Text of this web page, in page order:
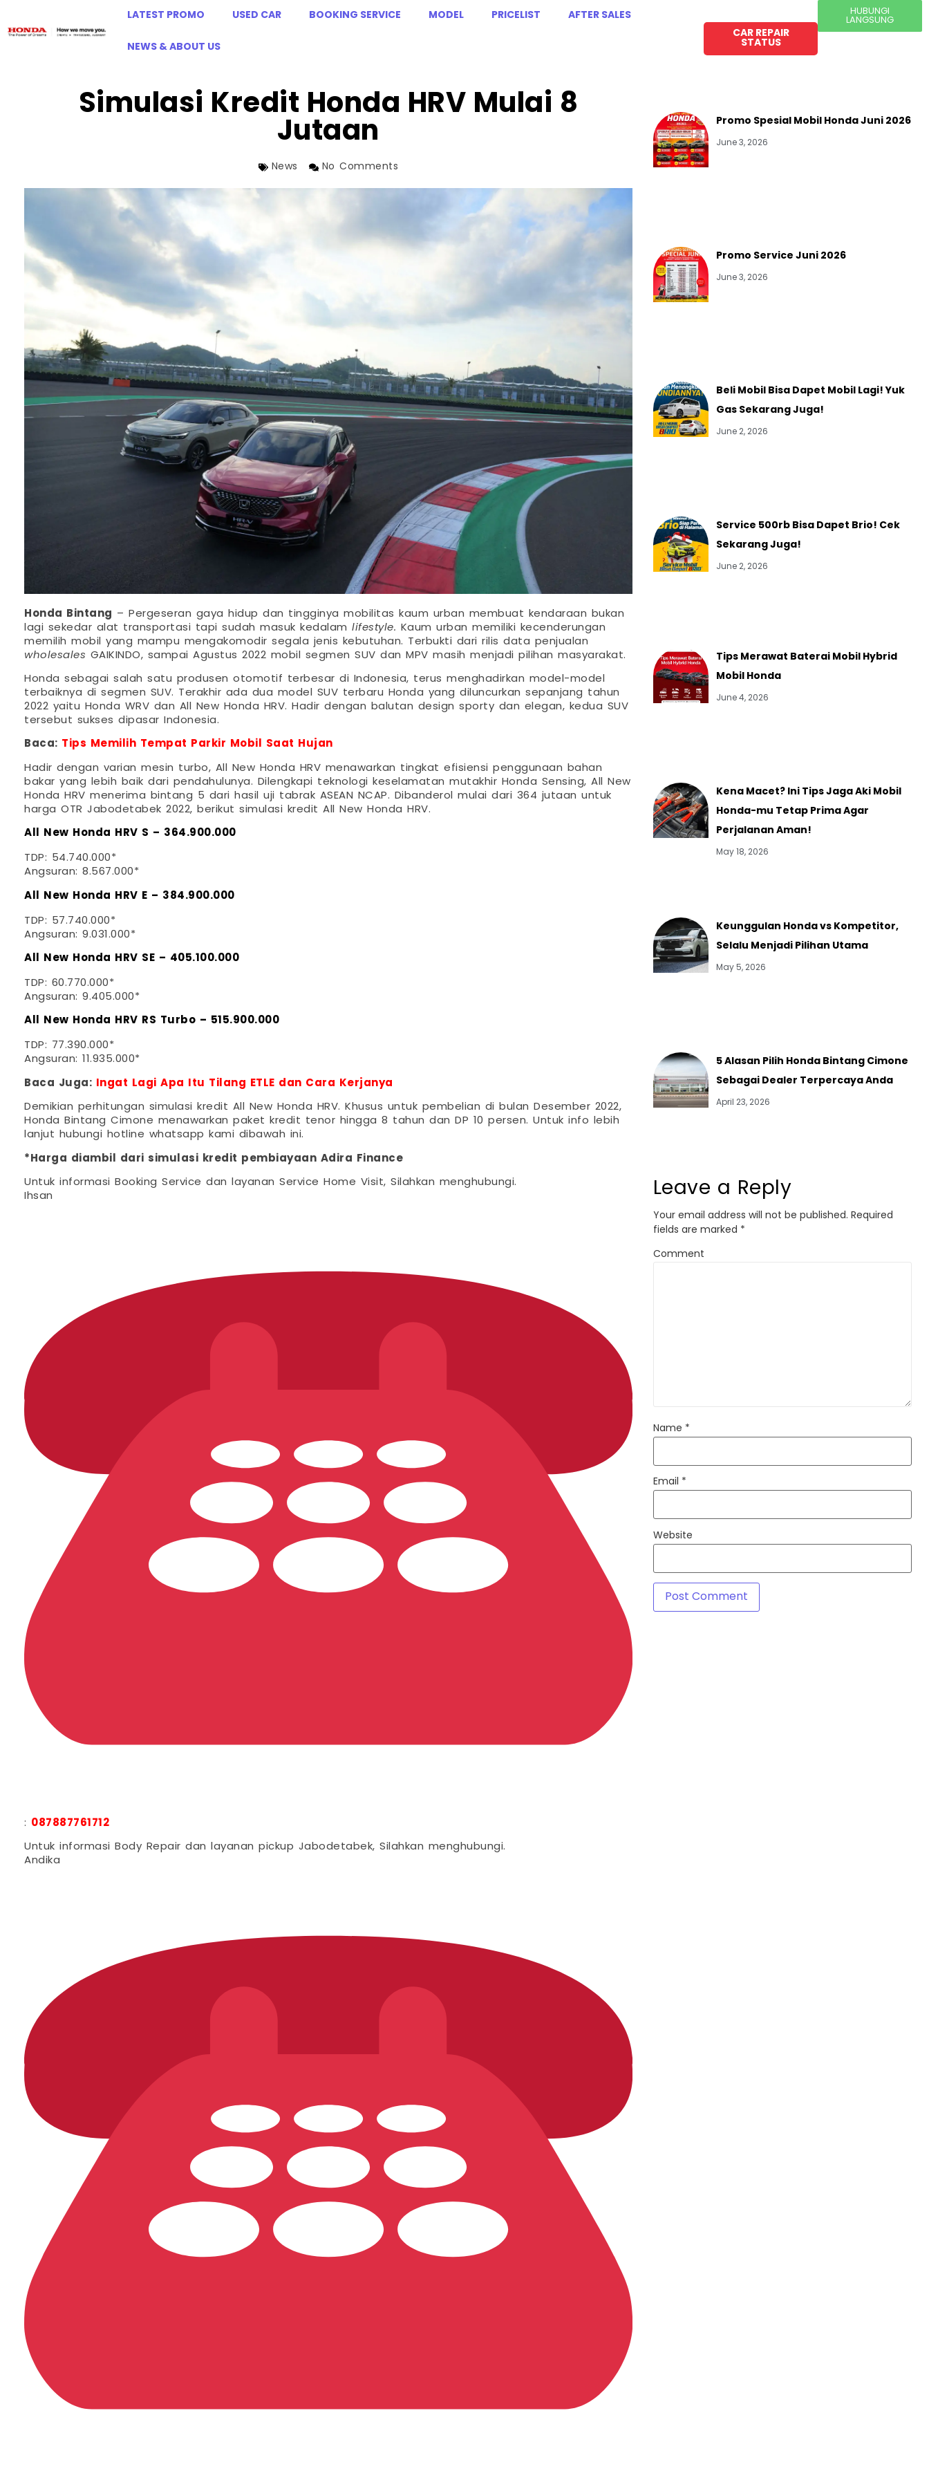
LATEST PROMO USED CAR BOOKING SERVICE MODEL PRICELIST AFTER SALES
NEWS & ABOUT US
CAR REPAIR
STATUS
HUBUNGI
LANGSUNG
Simulasi Kredit Honda HRV Mulai 8
Jutaan
News No Comments
Honda Bintang – Pergeseran gaya hidup dan tingginya mobilitas kaum urban membuat kendaraan bukan
lagi sekedar alat transportasi tapi sudah masuk kedalam lifestyle. Kaum urban memiliki kecenderungan
memilih mobil yang mampu mengakomodir segala jenis kebutuhan. Terbukti dari rilis data penjualan
wholesales GAIKINDO, sampai Agustus 2022 mobil segmen SUV dan MPV masih menjadi pilihan masyarakat.
Honda sebagai salah satu produsen otomotif terbesar di Indonesia, terus menghadirkan model-model
terbaiknya di segmen SUV. Terakhir ada dua model SUV terbaru Honda yang diluncurkan sepanjang tahun
2022 yaitu Honda WRV dan All New Honda HRV. Hadir dengan balutan design sporty dan elegan, kedua SUV
tersebut sukses dipasar Indonesia.
Baca: Tips Memilih Tempat Parkir Mobil Saat Hujan
Hadir dengan varian mesin turbo, All New Honda HRV menawarkan tingkat efisiensi penggunaan bahan
bakar yang lebih baik dari pendahulunya. Dilengkapi teknologi keselamatan mutakhir Honda Sensing, All New
Honda HRV menerima bintang 5 dari hasil uji tabrak ASEAN NCAP. Dibanderol mulai dari 364 jutaan untuk
harga OTR Jabodetabek 2022, berikut simulasi kredit All New Honda HRV.
All New Honda HRV S – 364.900.000
TDP: 54.740.000*
Angsuran: 8.567.000*
All New Honda HRV E – 384.900.000
TDP: 57.740.000*
Angsuran: 9.031.000*
All New Honda HRV SE – 405.100.000
TDP: 60.770.000*
Angsuran: 9.405.000*
All New Honda HRV RS Turbo – 515.900.000
TDP: 77.390.000*
Angsuran: 11.935.000*
Baca Juga: Ingat Lagi Apa Itu Tilang ETLE dan Cara Kerjanya
Demikian perhitungan simulasi kredit All New Honda HRV. Khusus untuk pembelian di bulan Desember 2022,
Honda Bintang Cimone menawarkan paket kredit tenor hingga 8 tahun dan DP 10 persen. Untuk info lebih
lanjut hubungi hotline whatsapp kami dibawah ini.
*Harga diambil dari simulasi kredit pembiayaan Adira Finance
Untuk informasi Booking Service dan layanan Service Home Visit, Silahkan menghubungi.
Ihsan
: 087887761712
Untuk informasi Body Repair dan layanan pickup Jabodetabek, Silahkan menghubungi.
Andika
Promo Spesial Mobil Honda Juni 2026
June 3, 2026
Promo Service Juni 2026
June 3, 2026
Beli Mobil Bisa Dapet Mobil Lagi! Yuk
Gas Sekarang Juga!
June 2, 2026
Service 500rb Bisa Dapet Brio! Cek
Sekarang Juga!
June 2, 2026
Tips Merawat Baterai Mobil Hybrid
Mobil Honda
June 4, 2026
Kena Macet? Ini Tips Jaga Aki Mobil
Honda-mu Tetap Prima Agar
Perjalanan Aman!
May 18, 2026
Keunggulan Honda vs Kompetitor,
Selalu Menjadi Pilihan Utama
May 5, 2026
5 Alasan Pilih Honda Bintang Cimone
Sebagai Dealer Terpercaya Anda
April 23, 2026
Leave a Reply
Your email address will not be published. Required
fields are marked *
Comment
Name *
Email *
Website